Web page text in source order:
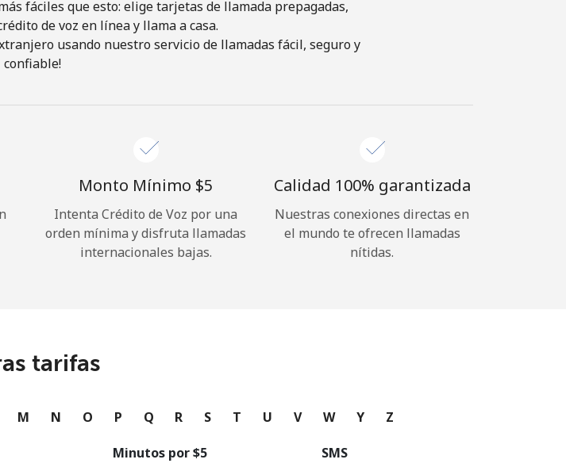
¿Olvidaste tu contraseña? →
o
fáciles que esto: elige tarjetas de llamada prepagadas,
de voz en línea y llama a casa.
usando nuestro servicio de llamadas fácil, seguro y
confiable!
Monto Mínimo ⁦$5⁩
Intenta Crédito de Voz por una
orden mínima y disfruta llamadas
internacionales bajas.
Calidad 100% garantizada
Nuestras conexiones directas en
el mundo te ofrecen llamadas
nítidas.
tarifas
M N O P Q R S T U V W Y Z
Minutos por ⁦$5⁩ SMS